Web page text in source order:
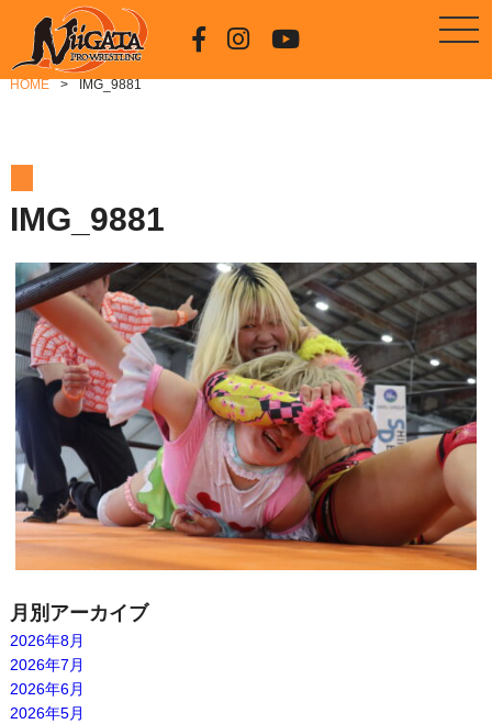
HOME IMG_9881
IMG_9881
月別アーカイブ
2026年8月
2026年7月
2026年6月
2026年5月